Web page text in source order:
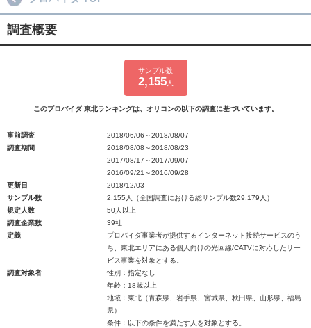
調査概要
サンプル数
2,155人
このプロバイダ 東北ランキングは、オリコンの以下の調査に基づいています。
事前調査
2018/06/06～2018/08/07
調査期間
2018/08/08～2018/08/23
2017/08/17～2017/09/07
2016/09/21～2016/09/28
更新日
2018/12/03
サンプル数
2,155人（全国調査における総サンプル数29,179人）
規定人数
50人以上
調査企業数
39社
定義
プロバイダ事業者が提供するインターネット接続サービスのう
ち、東北エリアにある個人向けの光回線/CATVに対応したサー
ビス事業を対象とする。
調査対象者
性別：指定なし
年齢：18歳以上
地域：東北（青森県、岩手県、宮城県、秋田県、山形県、福島
県）
条件：以下の条件を満たす人を対象とする。